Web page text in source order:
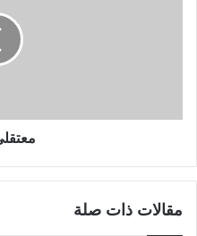
مقالات ذات صلة